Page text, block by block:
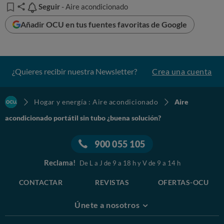
Elige tu aparato de aire acondicionado
Si optas por un split fijo para mantener tu casa a la
mejor: compara equipamiento, prestaciones y precios de
Seguir
Seguir - Aire acondicionado
Añadir OCU en tus fuentes favoritas de Google
¿Quieres recibir nuestra Newsletter? Crea una cuenta
Hogar y energía : Aire acondicionado
Aire
acondicionado portátil sin tubo ¿buena solución?
900 055 105
Reclama! De L a J de 9 a 18 h y V de 9 a 14 h
CONTACTAR REVISTAS OFERTAS-OCU
Únete a nosotros